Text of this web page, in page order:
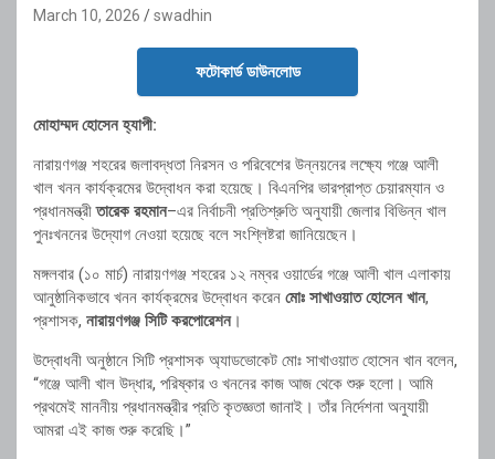
March 10, 2026 swadhin
ফটোকার্ড ডাউনলোড
মোহাম্মদ হোসেন হ্যাপী:
নারায়ণগঞ্জ শহরের জলাবদ্ধতা নিরসন ও পরিবেশের উন্নয়নের লক্ষ্যে গঞ্জে আলী
খাল খনন কার্যক্রমের উদ্বোধন করা হয়েছে। বিএনপির ভারপ্রাপ্ত চেয়ারম্যান ও
প্রধানমন্ত্রীতারেক রহমান–এর নির্বাচনী প্রতিশ্রুতি অনুযায়ী জেলার বিভিন্ন খাল
পুনঃখননের উদ্যোগ নেওয়া হয়েছে বলে সংশ্লিষ্টরা জানিয়েছেন।
মঙ্গলবার (১০ মার্চ) নারায়ণগঞ্জ শহরের ১২ নম্বর ওয়ার্ডের গঞ্জে আলী খাল এলাকায়
আনুষ্ঠানিকভাবে খনন কার্যক্রমের উদ্বোধন করেন মোঃ সাখাওয়াত হোসেন খান,
প্রশাসক, নারায়ণগঞ্জ সিটি করপোরেশন।
উদ্বোধনী অনুষ্ঠানে সিটি প্রশাসক অ্যাডভোকেট মোঃ সাখাওয়াত হোসেন খান বলেন,
“গঞ্জে আলী খাল উদ্ধার, পরিষ্কার ও খননের কাজ আজ থেকে শুরু হলো। আমি
প্রথমেই মাননীয় প্রধানমন্ত্রীর প্রতি কৃতজ্ঞতা জানাই। তাঁর নির্দেশনা অনুযায়ী
আমরা এই কাজ শুরু করেছি।”